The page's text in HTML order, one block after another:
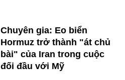
Chuyên gia: Eo biển
Hormuz trở thành "át chủ
bài" của Iran trong cuộc
đối đầu với Mỹ